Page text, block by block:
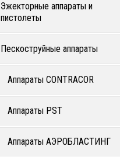
Эжекторные аппараты и
пистолеты
Пескоструйные аппараты
Аппараты CONTRACOR
Аппараты PST
Аппараты АЭРОБЛАСТИНГ